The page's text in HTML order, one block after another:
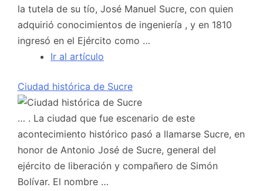
la tutela de su tío, José Manuel Sucre, con quien
adquirió conocimientos de ingeniería , y en 1810
ingresó en el Ejército como …
Ir al artículo
Ciudad histórica de Sucre
… . La ciudad que fue escenario de este
acontecimiento histórico pasó a llamarse Sucre, en
honor de Antonio José de Sucre, general del
ejército de liberación y compañero de Simón
Bolívar. El nombre …